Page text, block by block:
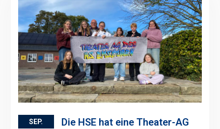
SEP. Die HSE hat eine Theater-AG